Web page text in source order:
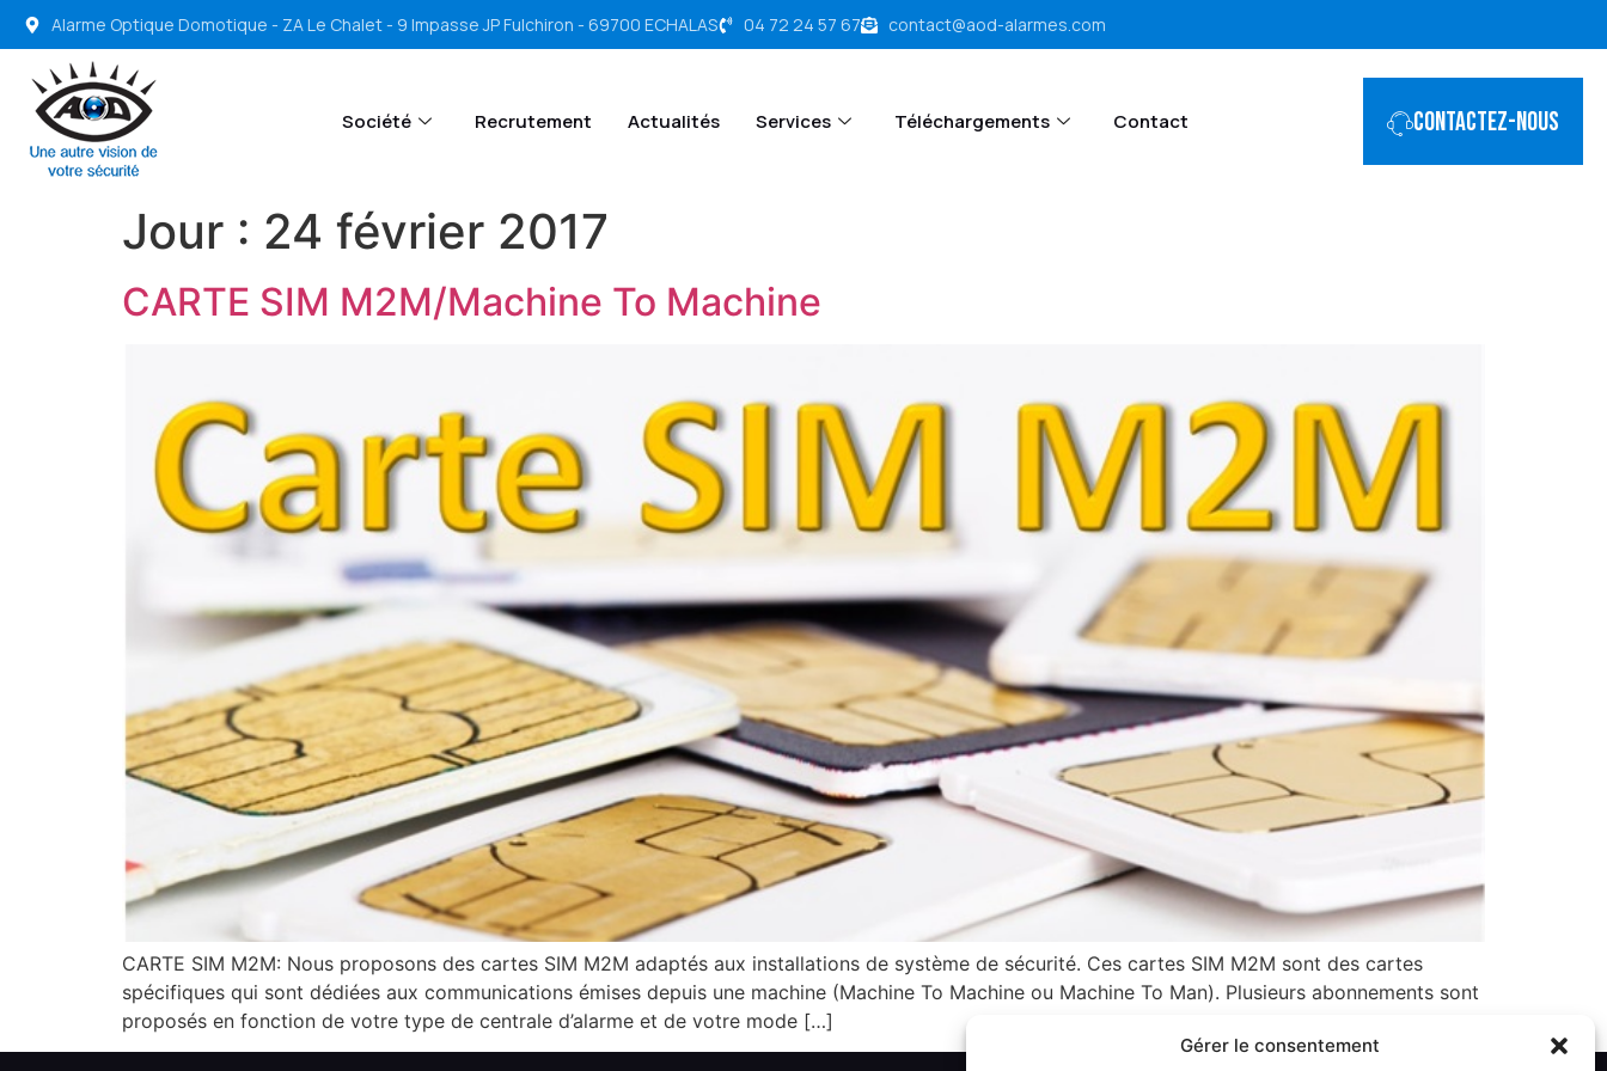
Gérer le consentement
Alarme Optique Domotique - ZA Le Chalet - 9 Impasse JP Fulchiron - 69700 ECHALAS 04 72 24 57 67 contact@aod-alarmes.com
Société Recrutement Actualités Services Téléchargements Contact Contactez-nous
Jour : 24 février 2017
CARTE SIM M2M/Machine To Machine
CARTE SIM M2M: Nous proposons des cartes SIM M2M adaptés aux installations de système de sécurité. Ces cartes SIM M2M sont des cartes
spécifiques qui sont dédiées aux communications émises depuis une machine (Machine To Machine ou Machine To Man). Plusieurs abonnements sont
proposés en fonction de votre type de centrale d’alarme et de votre mode […]